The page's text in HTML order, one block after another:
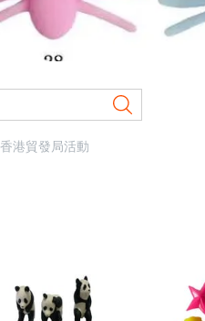
香港貿發局活動